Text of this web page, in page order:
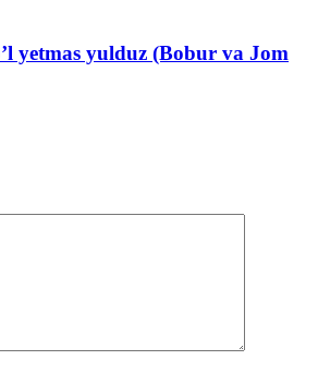
yetmas yulduz (Bobur va Jom